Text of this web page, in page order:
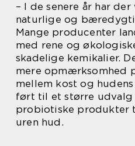
– I de senere år har
naturlige og
Mange producenter
med rene og
skadelige kemikalier.
mere opmærksomhed
mellem kost og
ført til et større udvalg
probiotiske produkter
uren hud.